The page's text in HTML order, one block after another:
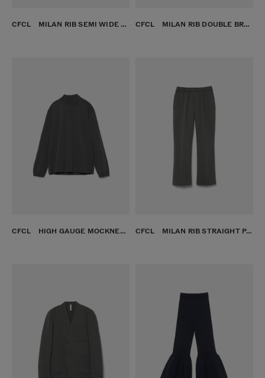
CFCL MILAN RIB SEMI WIDE PANTS SUSU CFCL MILAN RIB DOUBLE BREASTED COLLARLESS PATCH POCKETS LONG JACKET SUSU
CFCL HIGH GAUGE MOCKNECK LONG SLEEVE TOP SUSU CFCL MILAN RIB STRAIGHT PANTS SUSU